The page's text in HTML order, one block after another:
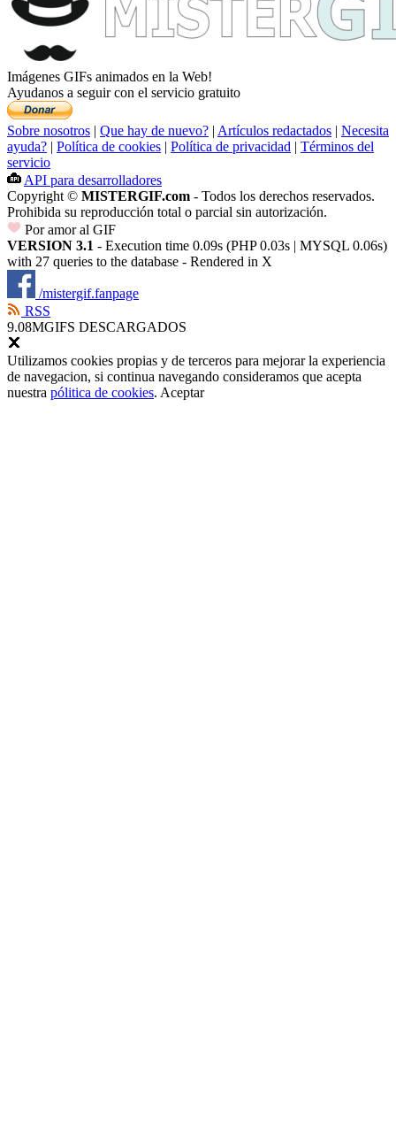
Imágenes GIFs animados en la Web!
Ayudanos a seguir con el servicio gratuito
Sobre nosotros Que hay de nuevo? Artículos redactados
Necesita
ayuda?
Política de cookies Política de privacidad
Términos del
servicio
API para desarrolladores
Copyright © MISTERGIF.com - Todos los derechos reservados.
Prohibida su reproducción total o parcial sin autorización.
Por amor al GIF
VERSION 3.1 - Execution time 0.09s (PHP 0.03s | MYSQL 0.06s)
with 27 queries to the database - Rendered in X
/mistergif.fanpage
RSS
9.08MGIFS DESCARGADOS
Utilizamos cookies propias y de terceros para mejorar la experiencia
de navegacion, si continua navegando consideramos que acepta
nuestra pólitica de cookies. Aceptar